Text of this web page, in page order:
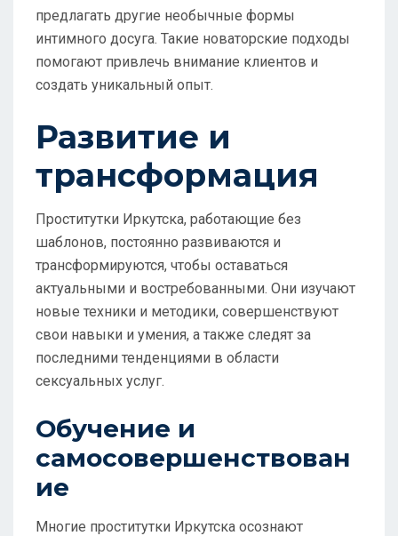
предлагать другие необычные формы
интимного досуга. Такие новаторские подходы
помогают привлечь внимание клиентов и
создать уникальный опыт.
Развитие и
трансформация
Проститутки Иркутска, работающие без
шаблонов, постоянно развиваются и
трансформируются, чтобы оставаться
актуальными и востребованными. Они изучают
новые техники и методики, совершенствуют
свои навыки и умения, а также следят за
последними тенденциями в области
сексуальных услуг.
Обучение и
самосовершенствован
ие
Многие проститутки Иркутска осознают